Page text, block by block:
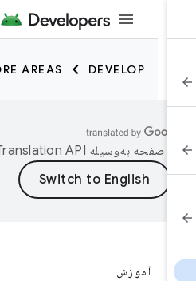
DEVELOP
CORE AREAS
صفحه به‌وسیله
‏Cloud Translation API‏
آموزش